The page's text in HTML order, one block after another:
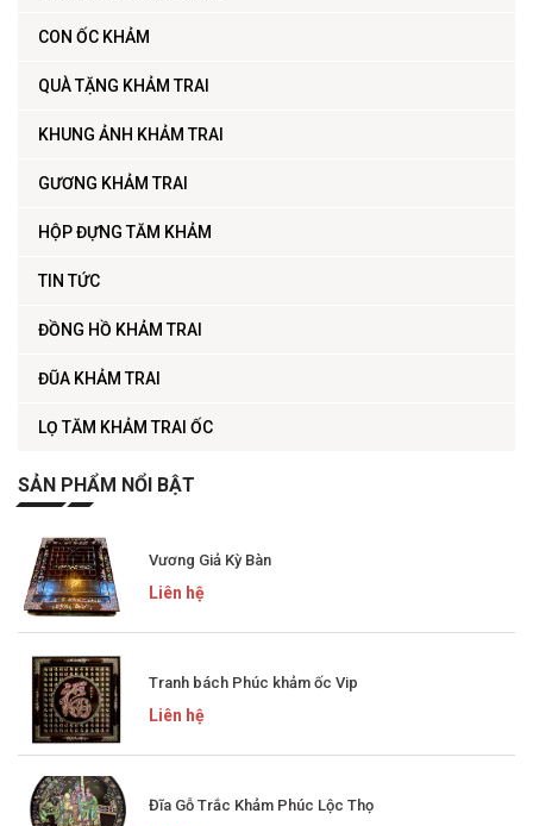
CON ỐC KHẢM
QUÀ TẶNG KHẢM TRAI
KHUNG ẢNH KHẢM TRAI
GƯƠNG KHẢM TRAI
HỘP ĐỰNG TĂM KHẢM
TIN TỨC
ĐỒNG HỒ KHẢM TRAI
ĐŨA KHẢM TRAI
LỌ TĂM KHẢM TRAI ỐC
SẢN PHẨM NỔI BẬT
Vương Giả Kỳ Bàn
Liên hệ
Tranh bách Phúc khảm ốc Vip
Liên hệ
Đĩa Gỗ Trắc Khảm Phúc Lộc Thọ